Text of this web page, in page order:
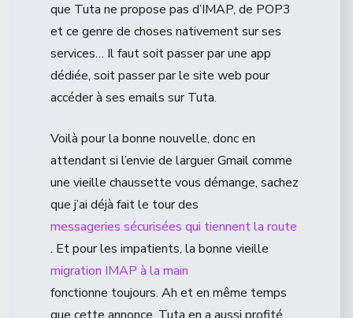
que Tuta ne propose pas d’IMAP, de POP3
et ce genre de choses nativement sur ses
services… Il faut soit passer par une app
dédiée, soit passer par le site web pour
accéder à ses emails sur Tuta.
Voilà pour la bonne nouvelle, donc en
attendant si l’envie de larguer Gmail comme
une vieille chaussette vous démange, sachez
que j’ai déjà fait le tour des
messageries sécurisées qui tiennent la route
. Et pour les impatients, la bonne vieille
migration IMAP à la main
fonctionne toujours. Ah et en même temps